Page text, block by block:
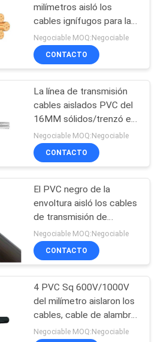
cero
halógeno
140
al
108
milímetros aisló los
cables ignífugos para la
utilidad de energía/la
iluminación exteriores
Negociable MOQ:Negociable
CONTACTO
La línea de transmisión
cables aislados PVC del
16MM sólidos/trenzó el
conductor
Negociable MOQ:Negociable
CONTACTO
El PVC negro de la
envoltura aisló los cables
de transmisión de
aluminio 0.6KV/1KV 10
milímetro Sq
Negociable MOQ:Negociable
CONTACTO
4 PVC Sq 600V/1000V
del milímetro aislaron los
cables, cable de alambre
del PVC Eco amistoso
Negociable MOQ:Negociable